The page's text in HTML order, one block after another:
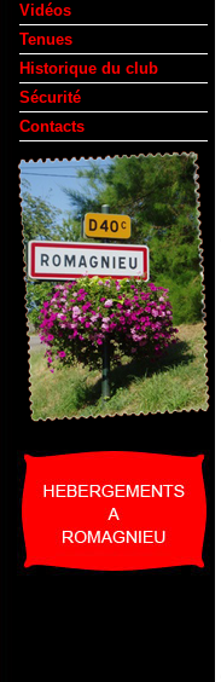
Vidéos
Tenues
Historique du club
Sécurité
Contacts